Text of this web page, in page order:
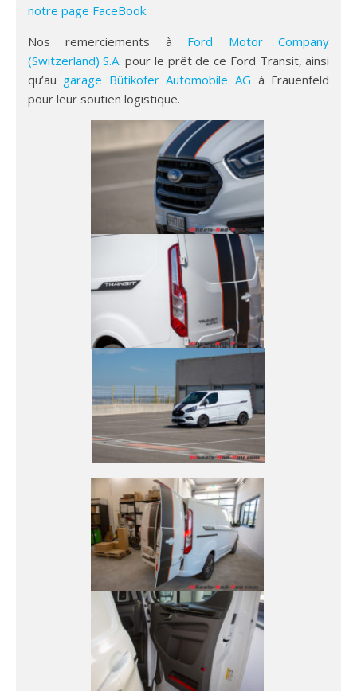
notre page FaceBook.
Nos remerciements à Ford Motor Company
(Switzerland) S.A. pour le prêt de ce Ford Transit, ainsi
qu’au garage Bütikofer Automobile AG à Frauenfeld
pour leur soutien logistique.